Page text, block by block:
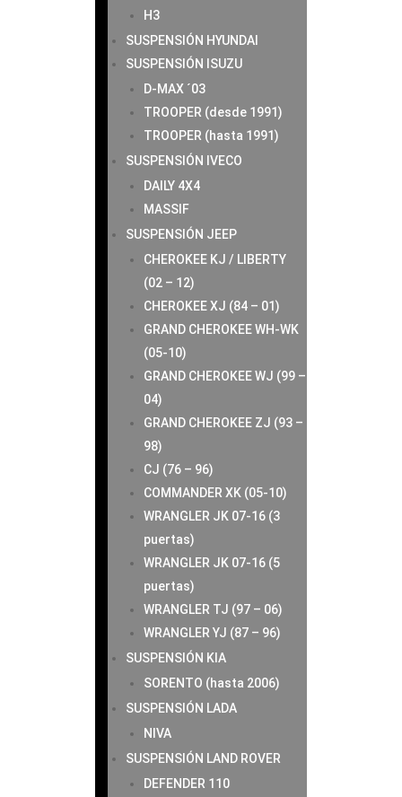
H3
SUSPENSIÓN HYUNDAI
SUSPENSIÓN ISUZU
D-MAX ´03
TROOPER (desde 1991)
TROOPER (hasta 1991)
SUSPENSIÓN IVECO
DAILY 4X4
MASSIF
SUSPENSIÓN JEEP
CHEROKEE KJ / LIBERTY
(02 – 12)
CHEROKEE XJ (84 – 01)
GRAND CHEROKEE WH-WK
(05-10)
GRAND CHEROKEE WJ (99 –
04)
GRAND CHEROKEE ZJ (93 –
98)
CJ (76 – 96)
COMMANDER XK (05-10)
WRANGLER JK 07-16 (3
puertas)
WRANGLER JK 07-16 (5
puertas)
WRANGLER TJ (97 – 06)
WRANGLER YJ (87 – 96)
SUSPENSIÓN KIA
SORENTO (hasta 2006)
SUSPENSIÓN LADA
NIVA
SUSPENSIÓN LAND ROVER
DEFENDER 110